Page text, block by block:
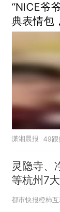
“NICE爷
典表情包
潇湘晨报 49跟
灵隐寺、
等杭州7
临时关闭
都市快报橙柿互